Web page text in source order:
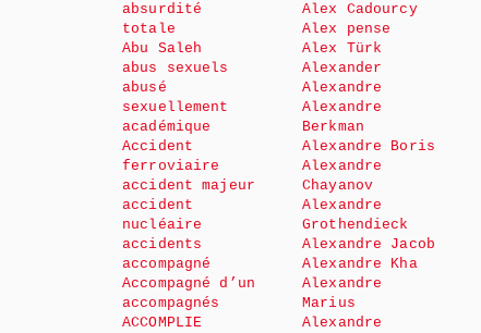
absurdité
totale
Abu Saleh
abus sexuels
abusé
sexuellement
académique
Accident
ferroviaire
accident majeur
accident
nucléaire
accidents
accompagné
Accompagné d’un
accompagnés
ACCOMPLIE
Alex Cadourcy
Alex pense
Alex Türk
Alexander
Alexandre
Alexandre
Berkman
Alexandre Boris
Alexandre
Chayanov
Alexandre
Grothendieck
Alexandre Jacob
Alexandre Kha
Alexandre
Marius
Alexandre